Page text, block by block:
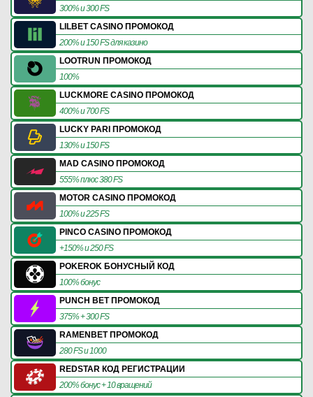
300% и 300 FS
LILBET CASINO ПРОМОКОД
200% и 150 FS для казино
LOOTRUN ПРОМОКОД
100%
LUCKMORE CASINO ПРОМОКОД
400% и 700 FS
LUCKY PARI ПРОМОКОД
130% и 150 FS
MAD CASINO ПРОМОКОД
555% плюс 380 FS
MOTOR CASINO ПРОМОКОД
100% и 225 FS
PINCO CASINO ПРОМОКОД
+150% и 250 FS
POKEROK БОНУСНЫЙ КОД
100% бонус
PUNCH BET ПРОМОКОД
375% + 300 FS
RAMENBET ПРОМОКОД
280 FS и 1000
REDSTAR КОД РЕГИСТРАЦИИ
200% бонус + 10 вращений